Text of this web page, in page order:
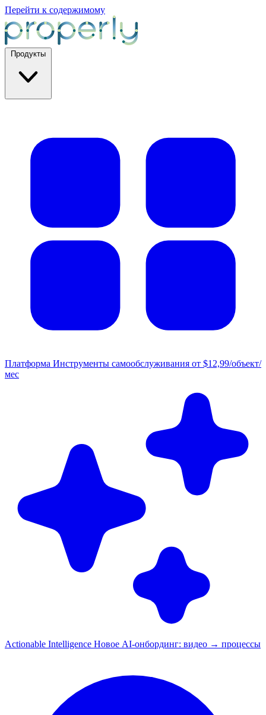
Перейти к содержимому
Платформа Инструменты самообслуживания от $12,99/объект/
мес
Actionable Intelligence Новое AI-онбординг: видео → процессы